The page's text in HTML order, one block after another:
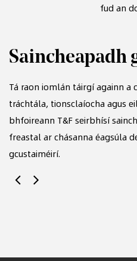
fud an
Tá raon iomlán táirgí againn a
tráchtála, tionsclaíocha agus
bhfoireann T&F seirbhísí
freastal ar chásanna éagsúla
gcustaiméirí.